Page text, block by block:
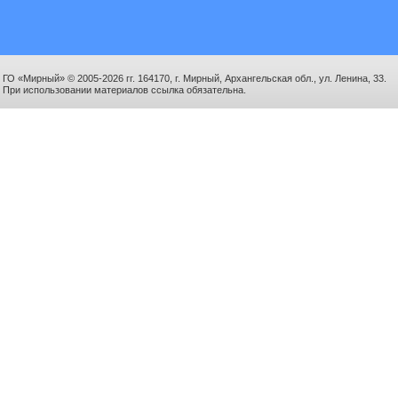
ГО «Мирный» © 2005-2026 гг. 164170, г. Мирный, Архангельская обл., ул. Ленина, 33.
При использовании материалов ссылка обязательна.